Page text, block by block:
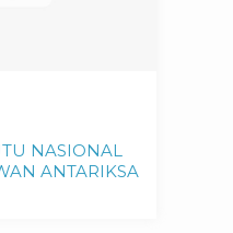
NASIONAL
ANTARIKSA